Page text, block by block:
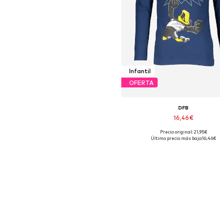
Infantil
OFERTA
DFB
16,46€
Tallas disponibles: 68, 80,
Precio original: 21,95€
Último precio más bajo:16,46€